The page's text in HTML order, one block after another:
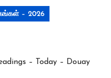
– 2026
– Today – Douay